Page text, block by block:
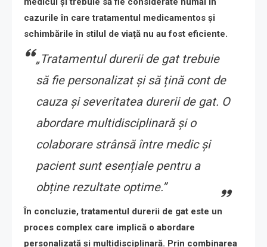
cazurile în care tratamentul medicamentos și
schimbările în stilul de viață nu au fost eficiente.
„Tratamentul durerii de gat trebuie
să fie personalizat și să țină cont de
cauza și severitatea durerii de gat. O
abordare multidisciplinară și o
colaborare strânsă între medic și
pacient sunt esențiale pentru a
obține rezultate optime.”
În concluzie, tratamentul durerii de gat este un
proces complex care implică o abordare
personalizată și multidisciplinară. Prin combinarea